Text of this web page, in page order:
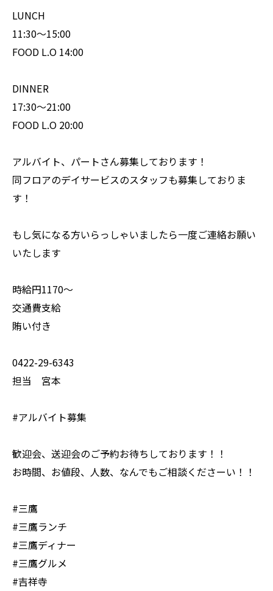
LUNCH
11:30〜15:00
FOOD L.O 14:00
DINNER
17:30〜21:00
FOOD L.O 20:00
アルバイト、パートさん募集しております！
同フロアのデイサービスのスタッフも募集しておりま
す！
もし気になる方いらっしゃいましたら一度ご連絡お願い
いたします
時給円1170〜
交通費支給
賄い付き
0422-29-6343
担当 宮本
#アルバイト募集
歓迎会、送迎会のご予約お待ちしております！！
お時間、お値段、人数、なんでもご相談くださーい！！
#三鷹
#三鷹ランチ
#三鷹ディナー
#三鷹グルメ
#吉祥寺